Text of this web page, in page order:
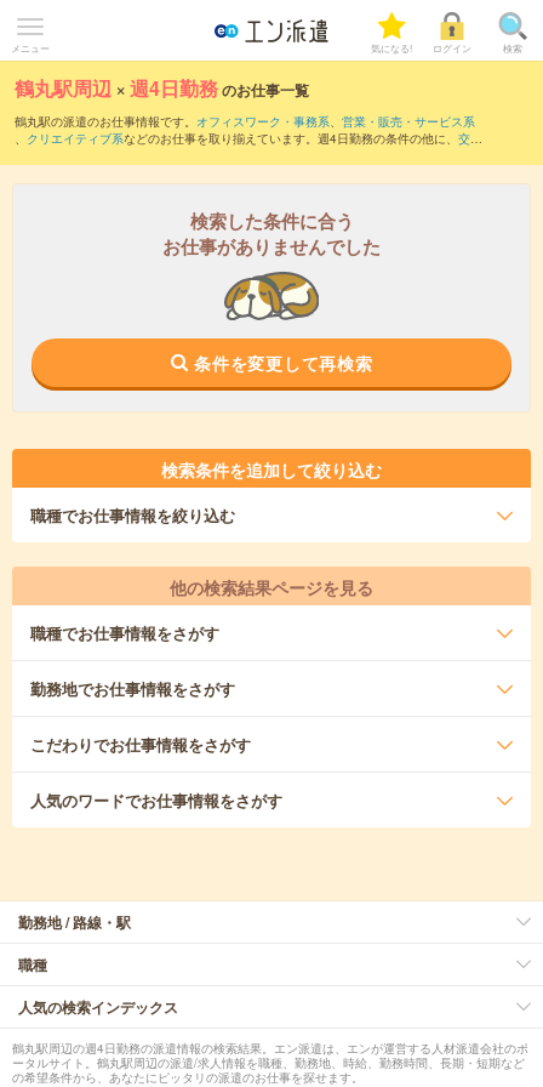
メニュー 気になる! ログイン 検索
鶴丸駅周辺 ×週4日勤務のお仕事一覧
鶴丸駅の派遣のお仕事情報です。 オフィスワーク・事務系、 営業・販売・サービス系
、 クリエイティブ系などのお仕事を取り揃えています。週4日勤務の条件の他に、 交通
検索した条件に合う
お仕事がありませんでした
条件を変更して再検索
検索条件を追加して絞り込む
職種でお仕事情報を絞り込む
他の検索結果ページを見る
職種でお仕事情報をさがす
勤務地でお仕事情報をさがす
こだわりでお仕事情報をさがす
人気のワードでお仕事情報をさがす
勤務地 / 路線・駅
職種
人気の検索インデックス
鶴丸駅周辺の週4日勤務の派遣情報の検索結果。エン派遣は、エンが運営する人材派遣会社のポ
ータルサイト。鶴丸駅周辺の派遣/求人情報を職種、勤務地、時給、勤務時間、長期・短期など
の希望条件から、あなたにピッタリの派遣のお仕事を探せます。